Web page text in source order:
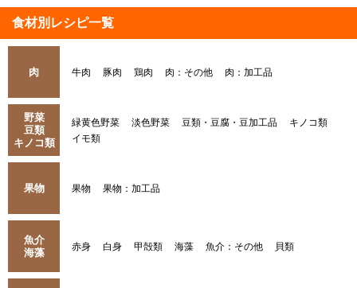
食材別レシピ一覧
肉 牛肉 豚肉 鶏肉 肉：その他 肉：加工品
野菜
豆類
キノコ類
緑黄色野菜 淡色野菜 豆類・豆腐・豆加工品
キノコ類
イモ類
果物 果物 果物：加工品
魚介
海藻
赤身 白身 甲殻類 海藻 魚介：その他 貝類